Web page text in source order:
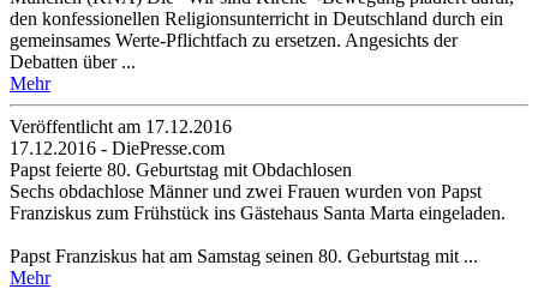
den konfessionellen Religionsunterricht in Deutschland durch ein
gemeinsames Werte-Pflichtfach zu ersetzen. Angesichts der
Debatten über ...
Mehr
Veröffentlicht am 17­.12.2016
17.12.2016 - DiePresse.com
Papst feierte 80. Geburtstag mit Obdachlosen
Sechs obdachlose Männer und zwei Frauen wurden von Papst
Franziskus zum Frühstück ins Gästehaus Santa Marta eingeladen.
Papst Franziskus hat am Samstag seinen 80. Geburtstag mit ...
Mehr